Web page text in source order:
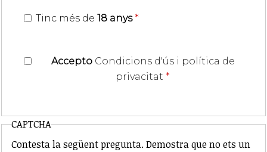
Tinc més de 18 anys *
Accepto Condicions d'ús i política de
privacitat *
CAPTCHA
Contesta la següent pregunta. Demostra que no ets un